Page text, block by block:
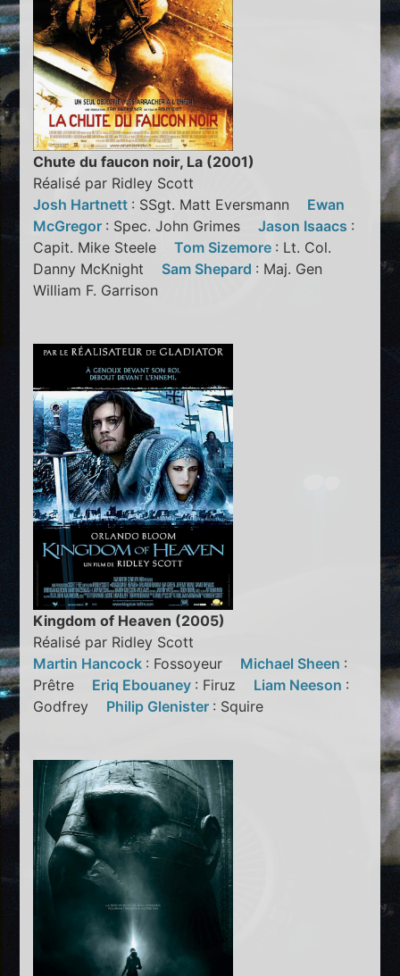
Chute du faucon noir, La (2001)
Réalisé par Ridley Scott
Josh Hartnett : SSgt. Matt Eversmann Ewan
McGregor : Spec. John GrimesJason Isaacs :
Capit. Mike SteeleTom Sizemore : Lt. Col.
Danny McKnight Sam Shepard : Maj. Gen
William F. Garrison
Kingdom of Heaven (2005)
Réalisé par Ridley Scott
Martin Hancock : Fossoyeur Michael Sheen :
Prêtre Eriq Ebouaney : Firuz Liam Neeson :
Godfrey Philip Glenister : Squire